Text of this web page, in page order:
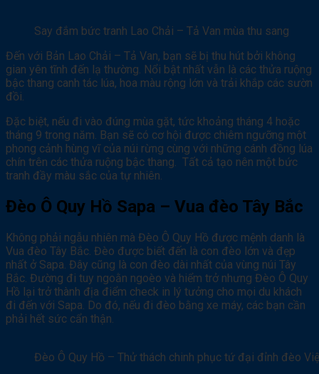
Say đắm bức tranh Lao Chải – Tả Van mùa thu sang
Đến với Bản Lao Chải – Tả Van, bạn sẽ bị thu hút bởi không
gian yên tĩnh đến lạ thường. Nổi bật nhất vẫn là các thửa ruộng
bậc thang canh tác lúa, hoa màu rộng lớn và trải khắp các sườn
đồi.
Đặc biệt, nếu đi vào đúng mùa gặt, tức khoảng tháng 4 hoặc
tháng 9 trong năm. Bạn sẽ có cơ hội được chiêm ngưỡng một
phong cảnh hùng vĩ của núi rừng cùng với những cánh đồng lúa
chín trên các thửa ruộng bậc thang. Tất cả tạo nên một bức
tranh đầy màu sắc của tự nhiên.
Đèo Ô Quy Hồ Sapa – Vua đèo Tây Bắc
Không phải ngẫu nhiên mà Đèo Ô Quy Hồ được mệnh danh là
Vua đèo Tây Bắc. Đèo được biết đến là con đèo lớn và đẹp
nhất ở Sapa. Đây cũng là con đèo dài nhất của vùng núi Tây
Bắc. Đường đi tuy ngoằn ngoèo và hiểm trở nhưng Đèo Ô Quy
Hồ lại trở thành địa điểm check in lý tưởng cho mọi du khách
đi đến với Sapa. Do đó, nếu đi đèo bằng xe máy, các bạn cần
phải hết sức cẩn thận.
Đèo Ô Quy Hồ – Thử thách chinh phục tứ đại đỉnh đèo